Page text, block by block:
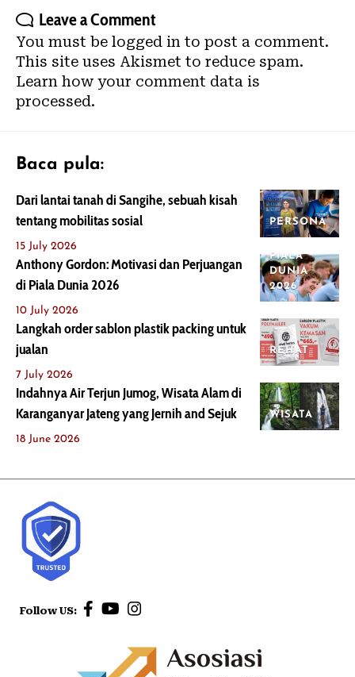
Leave a Comment
You must be logged in to post a comment.
This site uses Akismet to reduce spam.
Learn how your comment data is
processed.
Baca pula:
PERSONA
Dari lantai tanah di Sangihe, sebuah kisah
tentang mobilitas sosial
15 July 2026
PIALA
DUNIA
2026
Anthony Gordon: Motivasi dan Perjuangan
di Piala Dunia 2026
10 July 2026
REHAT
Langkah order sablon plastik packing untuk
jualan
7 July 2026
WISATA
Indahnya Air Terjun Jumog, Wisata Alam di
Karanganyar Jateng yang Jernih and Sejuk
18 June 2026
Follow US: